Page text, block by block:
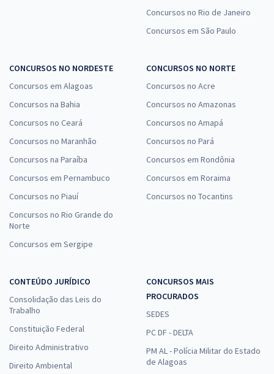
Concursos no Rio de Janeiro
Concursos em São Paulo
CONCURSOS NO NORDESTE
Concursos em Alagoas
Concursos na Bahia
Concursos no Ceará
Concursos no Maranhão
Concursos na Paraíba
Concursos em Pernambuco
Concursos no Piauí
Concursos no Rio Grande do
Norte
Concursos em Sergipe
CONCURSOS NO NORTE
Concursos no Acre
Concursos no Amazonas
Concursos no Amapá
Concursos no Pará
Concursos em Rondônia
Concursos em Roraima
Concursos no Tocantins
CONTEÚDO JURÍDICO
Consolidação das Leis do
Trabalho
Constituição Federal
Direito Administrativo
Direito Ambiental
CONCURSOS MAIS
PROCURADOS
SEDES
PC DF - DELTA
PM AL - Polícia Militar do Estado
de Alagoas